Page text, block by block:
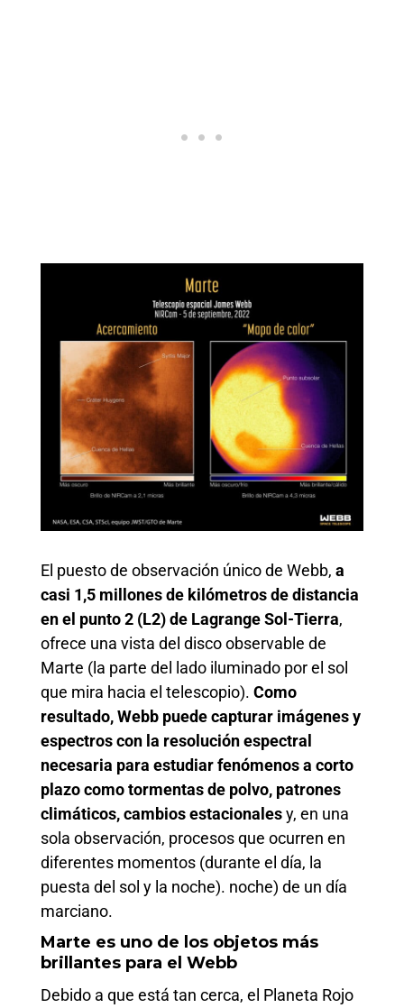
El puesto de observación único de Webb, a
casi 1,5 millones de kilómetros de distancia
en el punto 2 (L2) de Lagrange Sol-Tierra,
ofrece una vista del disco observable de
Marte (la parte del lado iluminado por el sol
que mira hacia el telescopio). Como
resultado, Webb puede capturar imágenes y
espectros con la resolución espectral
necesaria para estudiar fenómenos a corto
plazo como tormentas de polvo, patrones
climáticos, cambios estacionalesy, en una
sola observación, procesos que ocurren en
diferentes momentos (durante el día, la
puesta del sol y la noche). noche) de un día
marciano.
Marte es uno de los objetos más
brillantes para el Webb
Debido a que está tan cerca, el Planeta Rojo